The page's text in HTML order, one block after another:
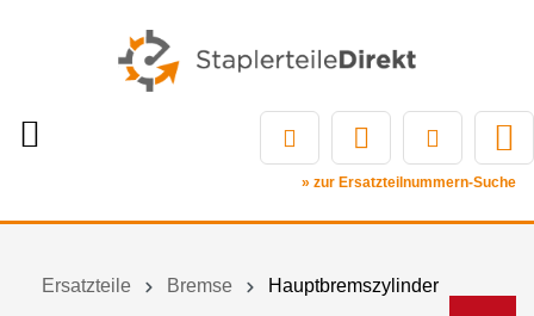
» zur Ersatzteilnummern-Suche
Ersatzteile Bremse Hauptbremszylinder